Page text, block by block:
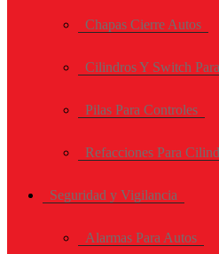
Chapas Cierre Autos
Cilindros Y Switch
Pilas Para Controles
Refacciones Para
Seguridad y Vigilancia
Alarmas Para Autos